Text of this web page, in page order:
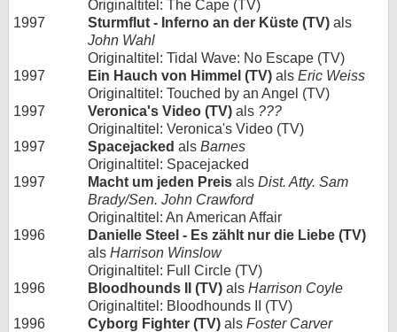
Originaltitel: The Cape (TV)
1997
Sturmflut - Inferno an der Küste (TV) als
John Wahl
Originaltitel: Tidal Wave: No Escape (TV)
1997
Ein Hauch von Himmel (TV) als Eric Weiss
Originaltitel: Touched by an Angel (TV)
1997
Veronica's Video (TV) als ???
Originaltitel: Veronica's Video (TV)
1997
Spacejacked als Barnes
Originaltitel: Spacejacked
1997
Macht um jeden Preis als Dist. Atty. Sam
Brady/Sen. John Crawford
Originaltitel: An American Affair
1996
Danielle Steel - Es zählt nur die Liebe (TV)
als Harrison Winslow
Originaltitel: Full Circle (TV)
1996
Bloodhounds II (TV) als Harrison Coyle
Originaltitel: Bloodhounds II (TV)
1996
Cyborg Fighter (TV) als Foster Carver